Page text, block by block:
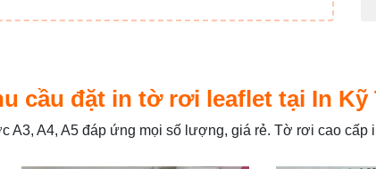
cầu đặt in tờ rơi leaflet tại In Kỹ
A3, A4, A5 đáp ứng mọi số lượng, giá rẻ. Tờ rơi cao cấp